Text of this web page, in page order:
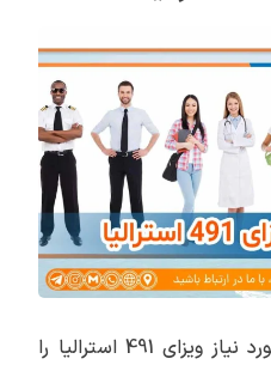
در این بخش، لیست مشاغل مورد نیاز ویزای 491 استرالیا را